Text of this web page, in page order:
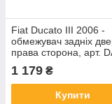
Fiat Ducato III 2006 -
обмежувач задніх
права сторона, арт.
1 179 ₴
Купити